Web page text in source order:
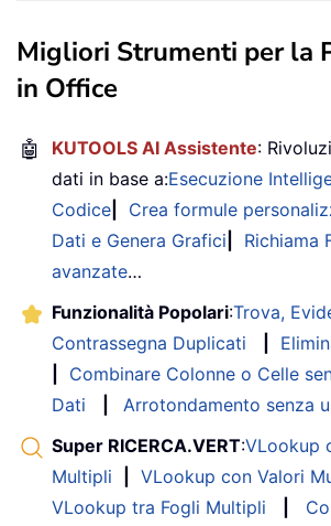
Migliori Strumenti per la
in Office
🤖 KUTOOLS AI Assistente:
dati in base a:Esecuzione
Codice
Crea formule
Dati e Genera Grafici
Richiama
avanzate…
Funzionalità Popolari:Trova,
Contrassegna Duplicati
Combinare Colonne o Celle
Dati
Arrotondamento senza
Super RICERCA.VERT:VLookup
Multipli
VLookup con Valori
VLookup tra Fogli Multipli